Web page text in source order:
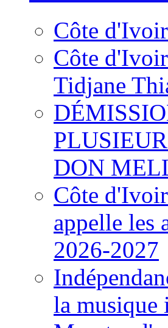
Côte
Côte
Tidjane
DON
Côte
appelle les
2026-2027
la musique